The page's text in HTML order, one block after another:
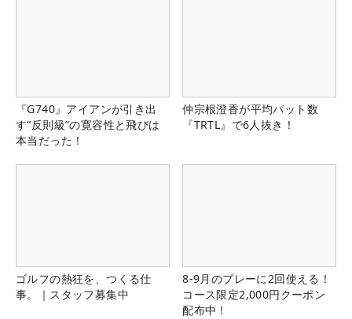
『G740』アイアンが引き出
す“反則級”の寛容性と飛びは
本当だった！
仲宗根澄香が平均パット数
『TRTL』で6人抜き！
ゴルフの熱狂を、つくる仕
事。｜スタッフ募集中
8-9月のプレーに2回使える！
コース限定2,000円クーポン
配布中！